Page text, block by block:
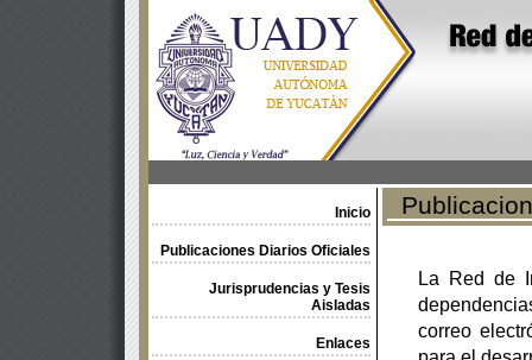
Inicio
Publicaciones Diarios Oficiales
Jurisprudencias y Tesis
Aisladas
Enlaces
La Red de
correo